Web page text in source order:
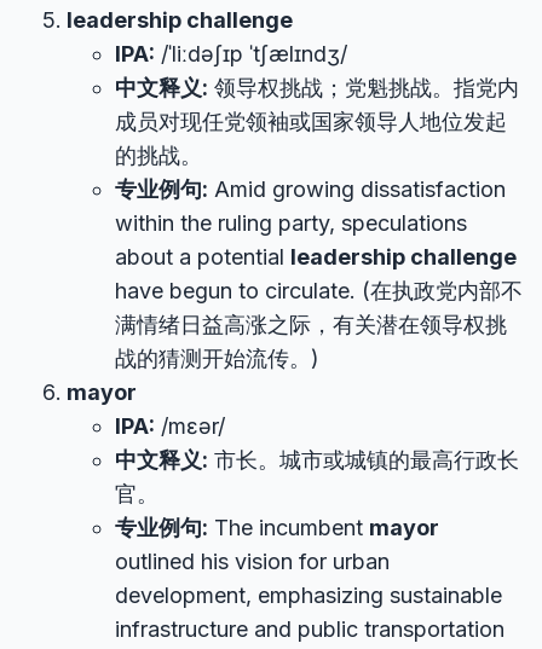
leadership challenge
IPA: /ˈliːdəʃɪp ˈtʃælɪndʒ/
中文释义: 领导权挑战；党魁挑战。指党内
成员对现任党领袖或国家领导人地位发起
的挑战。
专业例句: Amid growing dissatisfaction
within the ruling party, speculations
about a potential leadership challenge
have begun to circulate. (在执政党内部不
满情绪日益高涨之际，有关潜在领导权挑
战的猜测开始流传。)
mayor
IPA: /mɛər/
中文释义: 市长。城市或城镇的最高行政长
官。
专业例句: The incumbent mayor
outlined his vision for urban
development, emphasizing sustainable
infrastructure and public transportation